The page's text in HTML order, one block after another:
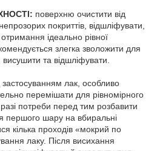
поверхню очистити від
покриттів, відшліфувати,
ідеально рівної
злегка зволожити для
та відшліфувати.
лак, особливо
перемішати для рівномірного
потреби перед тим розбавити
першого шару на вбиральні
кілька проходів «мокрий по
лаку. Після висихання